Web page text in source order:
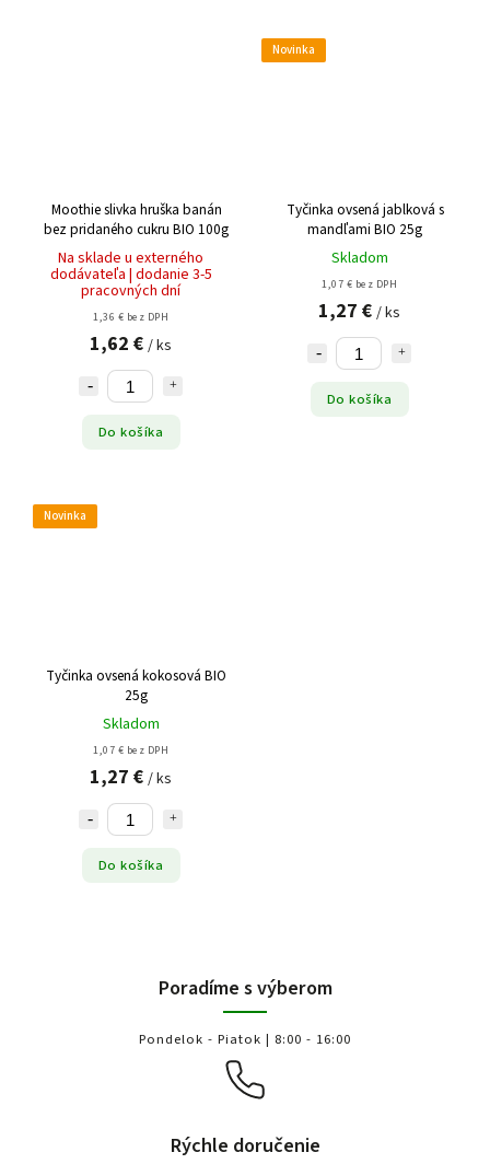
Moothie slivka hruška banán
bez pridaného cukru BIO 100g
Na sklade u externého
dodávateľa | dodanie 3-5
pracovných dní
1,36 € bez DPH
1,62 € / ks
Do košíka
Novinka
Tyčinka ovsená jablková s
mandľami BIO 25g
Skladom
1,07 € bez DPH
1,27 € / ks
Do košíka
Novinka
Tyčinka ovsená kokosová BIO
25g
Skladom
1,07 € bez DPH
1,27 € / ks
Do košíka
Poradíme s výberom
Pondelok - Piatok | 8:00 - 16:00
Rýchle doručenie